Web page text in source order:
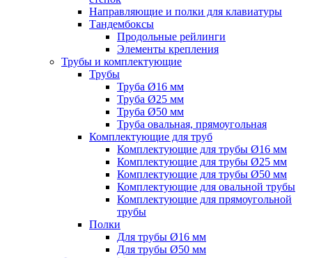
Направляющие и полки для клавиатуры
Тандембоксы
Продольные рейлинги
Элементы крепления
Трубы и комплектующие
Трубы
Труба Ø16 мм
Труба Ø25 мм
Труба Ø50 мм
Труба овальная, прямоугольная
Комплектующие для труб
Комплектующие для трубы Ø16 мм
Комплектующие для трубы Ø25 мм
Комплектующие для трубы Ø50 мм
Комплектующие для овальной трубы
Комплектующие для прямоугольной
трубы
Полки
Для трубы Ø16 мм
Для трубы Ø50 мм